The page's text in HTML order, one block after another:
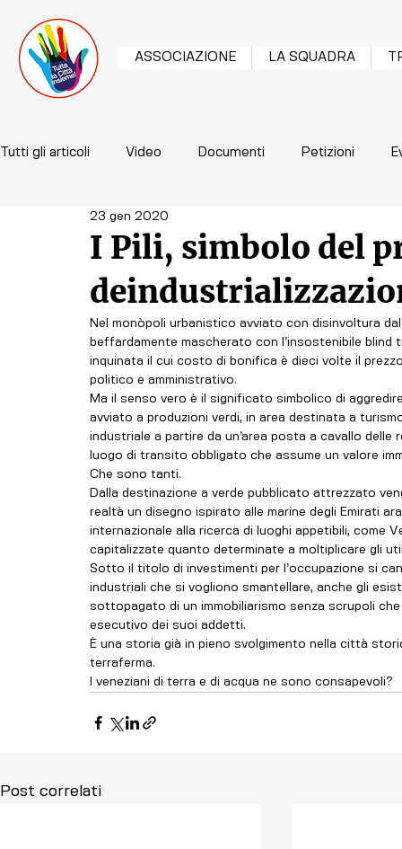
ASSOCIAZIONE LA SQUADRA
Tutti gli articoli Video Documenti Petizioni
I Pili, simbolo del
23 gen 2020
Nel monòpoli urbanistico avviato con disinvoltura
beffardamente mascherato con l’insostenibile blind
inquinata il cui costo di bonifica è dieci volte il
politico e amministrativo.
Ma il senso vero è il significato simbolico di
avviato a produzioni verdi, in area destinata a
industriale a partire da un’area posta a cavallo
luogo di transito obbligato che assume un valore
Che sono tanti.
Dalla destinazione a verde pubblicato attrezzato
realtà un disegno ispirato alle marine degli Emirati
internazionale alla ricerca di luoghi appetibili,
capitalizzate quanto determinate a moltiplicare gli
Sotto il titolo di investimenti per l’occupazione si
industriali che si vogliono smantellare, anche gli
sottopagato di un immobiliarismo senza scrupoli
esecutivo dei suoi addetti.
È una storia già in pieno svolgimento nella città
terraferma.
I veneziani di terra e di acqua ne sono consapevoli?
Post correlati